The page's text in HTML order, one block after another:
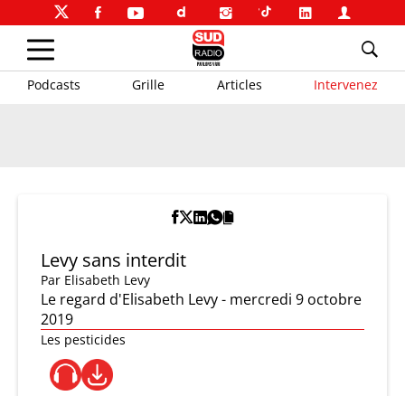
Podcasts Grille Articles Intervenez
Levy sans interdit
Par Elisabeth Levy
Le regard d'Elisabeth Levy - mercredi 9 octobre
2019
Les pesticides